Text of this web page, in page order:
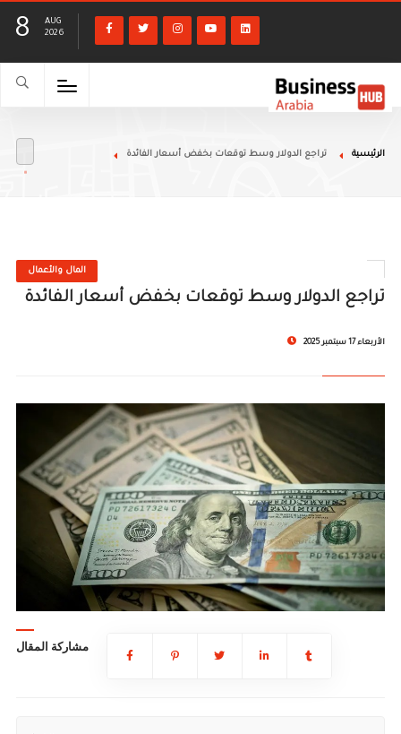
8
AUG
2026
الرئيسية تراجع الدولار وسط توقعات بخفض أسعار الفائدة
المال والأعمال
تراجع الدولار وسط توقعات بخفض أسعار الفائدة
الأربعاء 17 سبتمبر 2025
مشاركة المقال